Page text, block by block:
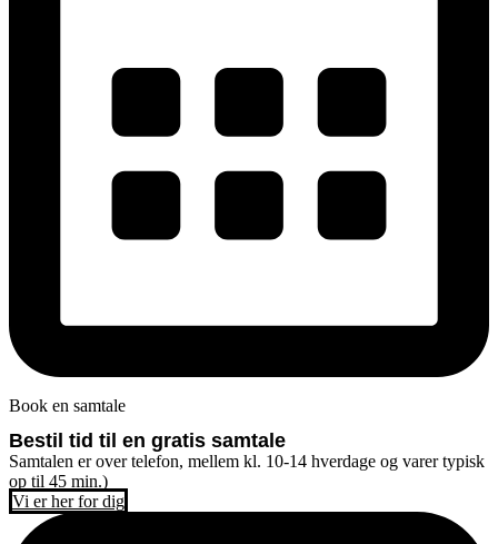
Book en samtale
Bestil tid til en gratis samtale
Samtalen er over telefon, mellem kl. 10-14 hverdage og varer typisk
op til 45 min.)
Vi er her for dig